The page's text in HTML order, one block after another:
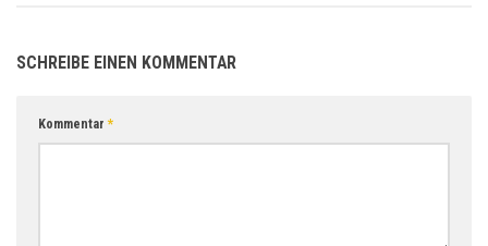
SCHREIBE EINEN KOMMENTAR
Kommentar*